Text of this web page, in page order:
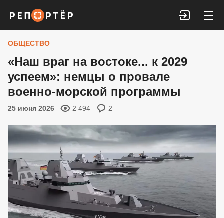
Войти
ОБЩЕСТВО
«Наш враг на востоке... к 2029
успеем»: немцы о провале
военно-морской программы
25 июня 2026 2 494 2